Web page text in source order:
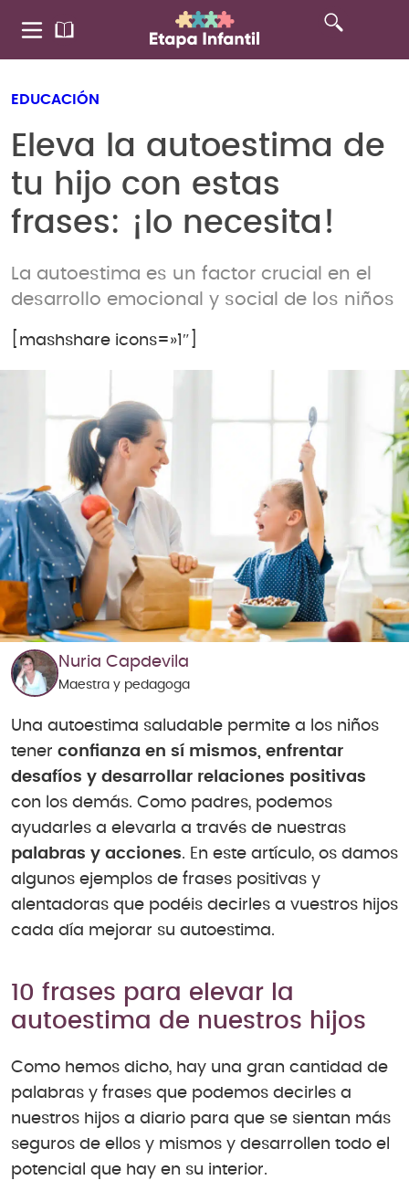
EDUCACIÓN
Eleva la autoestima de
tu hijo con estas
frases: ¡lo necesita!
La autoestima es un factor crucial en el
desarrollo emocional y social de los niños
[mashshare icons=»1″]
Nuria Capdevila
Maestra y pedagoga
Una autoestima saludable permite a los niños
tener confianza en sí mismos, enfrentar
desafíos y desarrollar relaciones positivas
con los demás. Como padres, podemos
ayudarles a elevarla a través de nuestras
palabras y acciones. En este artículo, os damos
algunos ejemplos de frases positivas y
alentadoras que podéis decirles a vuestros hijos
cada día mejorar su autoestima.
10 frases para elevar la
autoestima de nuestros hijos
Como hemos dicho, hay una gran cantidad de
palabras y frases que podemos decirles a
nuestros hijos a diario para que se sientan más
seguros de ellos y mismos y desarrollen todo el
potencial que hay en su interior.